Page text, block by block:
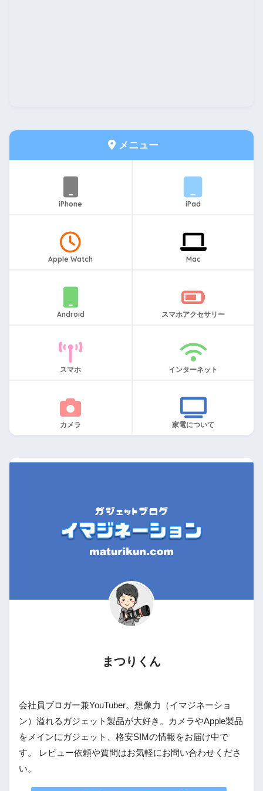
メニュー
iPhone iPad
Apple Watch Mac
Android スマホアクセサリー
スマホ インターネット
カメラ 家電について
まつりくん
会社員ブロガー兼YouTuber。想像力（イマジネーショ
ン）溢れるガジェット製品が大好き。カメラやApple製品
をメインにガジェット、格安SIMの情報をお届け中で
す。 レビュー依頼や質問はお気軽にお問い合わせくださ
い。